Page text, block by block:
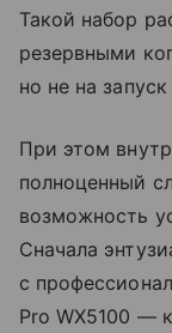
Такой набор
резервными
но не на
При этом
полноценный
возможность
Сначала
с
Pro WX5100 —